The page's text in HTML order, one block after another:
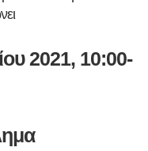
2021, 10:00-